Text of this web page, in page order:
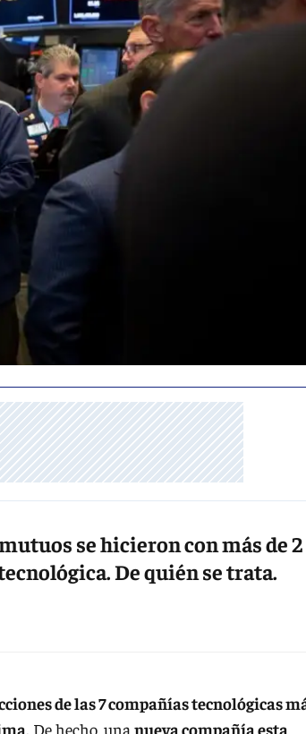
se hicieron con más de 2
De quién se trata.
de las 7 compañías tecnológicas
. De hecho, una nueva compañía esta